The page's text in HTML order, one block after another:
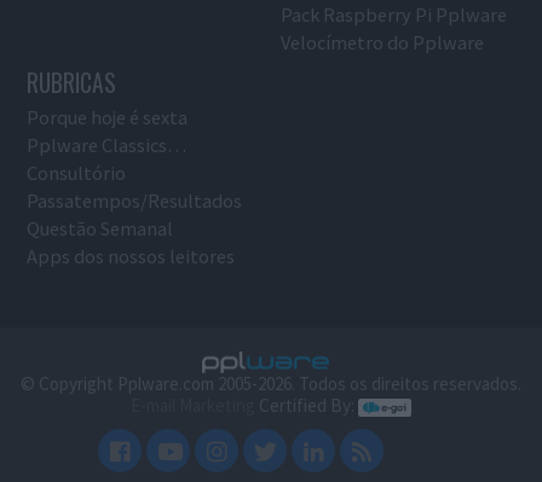
Pack Raspberry Pi Pplware
Velocímetro do Pplware
RUBRICAS
Porque hoje é sexta
Pplware Classics…
Consultório
Passatempos/Resultados
Questão Semanal
Apps dos nossos leitores
© Copyright Pplware.com 2005-2026. Todos os direitos reservados.
Certified By: